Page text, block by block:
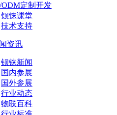
ODM定制开发
钡铼课堂
技术支持
资讯
钡铼新闻
国内参展
国外参展
行业动态
物联百科